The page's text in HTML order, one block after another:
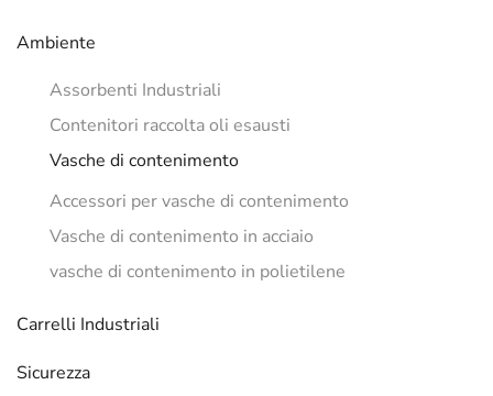
Ambiente
Assorbenti Industriali
Contenitori raccolta oli esausti
Vasche di contenimento
Accessori per vasche di contenimento
Vasche di contenimento in acciaio
vasche di contenimento in polietilene
Carrelli Industriali
Sicurezza